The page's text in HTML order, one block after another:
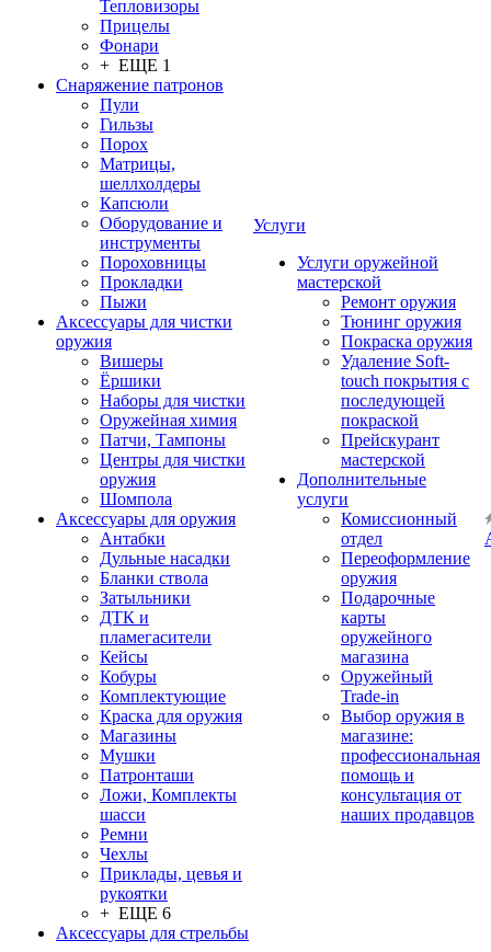
Тепловизоры
Прицелы
Фонари
+ ЕЩЕ 1
Снаряжение патронов
Пули
Гильзы
Порох
Матрицы,
шеллхолдеры
Капсюли
Оборудование и
инструменты
Пороховницы
Прокладки
Пыжи
Аксессуары для чистки
оружия
Вишеры
Ёршики
Наборы для чистки
Оружейная химия
Патчи, Тампоны
Центры для чистки
оружия
Шомпола
Аксессуары для оружия
Антабки
Дульные насадки
Бланки ствола
Затыльники
ДТК и
пламегасители
Кейсы
Кобуры
Комплектующие
Краска для оружия
Магазины
Мушки
Патронташи
Ложи, Комплекты
шасси
Ремни
Чехлы
Приклады, цевья и
рукоятки
+ ЕЩЕ 6
Аксессуары для стрельбы
Услуги
Услуги оружейной
мастерской
Ремонт оружия
Тюнинг оружия
Покраска оружия
Удаление Soft-
touch покрытия с
последующей
покраской
Прейскурант
мастерской
Дополнительные
услуги
Комиссионный
отдел
Переоформление
оружия
Подарочные
карты
оружейного
магазина
Оружейный
Trade-in
Выбор оружия в
магазине:
профессиональная
помощь и
консультация от
наших продавцов